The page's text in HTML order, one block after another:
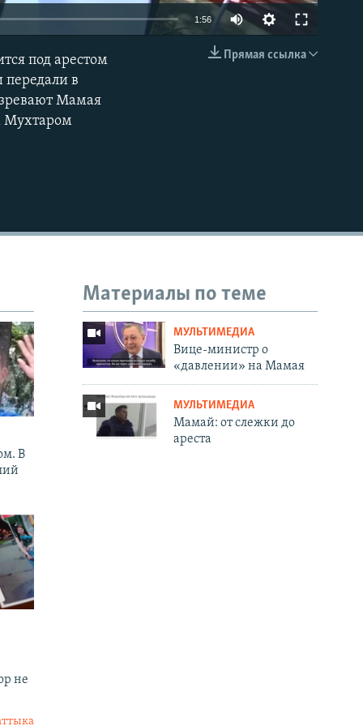
1:56
Прямая ссылка
под арестом
передали в
Мамая
Мухтаром
Материалы по теме
МУЛЬТИМЕДИА
Вице-министр о
«давлении» на Мамая
МУЛЬТИМЕДИА
Мамай: от слежки до
ареста
В
не